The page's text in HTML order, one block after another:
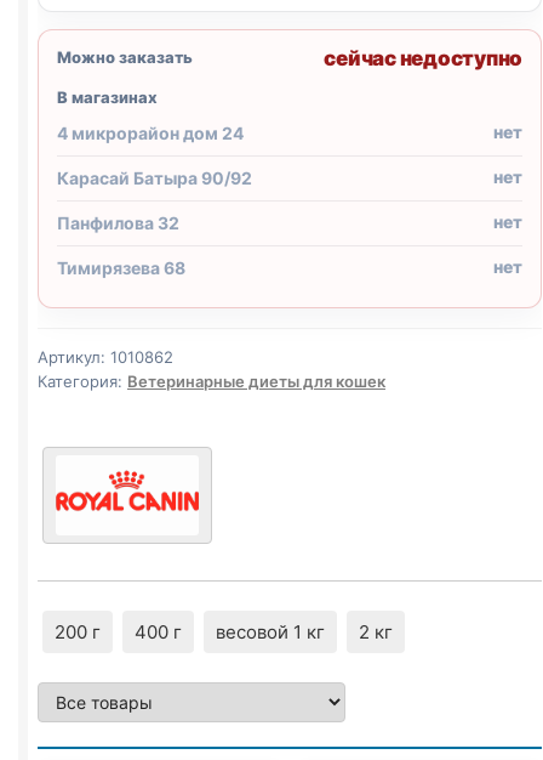
Можно заказать сейчас недоступно
В магазинах
4 микрорайон дом 24 нет
Карасай Батыра 90/92 нет
Панфилова 32 нет
Тимирязева 68 нет
Артикул: 1010862
Категория: Ветеринарные диеты для кошек
200 г 400 г весовой 1 кг 2 кг